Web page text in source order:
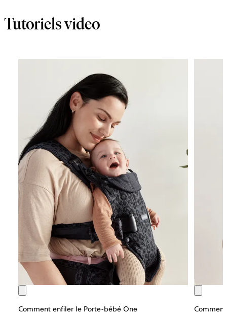
Tutoriels video
Comment enfiler le Porte-bébé One